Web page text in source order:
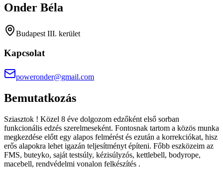
Onder Béla
Budapest III. kerület
Kapcsolat
poweronder@gmail.com
Bemutatkozás
Sziasztok ! Közel 8 éve dolgozom edzőként első sorban
funkcionális edzés szerelmeseként. Fontosnak tartom a közös munka
megkezdése előtt egy alapos felmérést és ezután a korrekciókat, hisz
erős alapokra lehet igazán teljesítményt építeni. Főbb eszközeim az
FMS, buteyko, saját testsúly, kézisúlyzós, kettlebell, bodyrope,
macebell, rendvédelmi vonalon felkészítés .